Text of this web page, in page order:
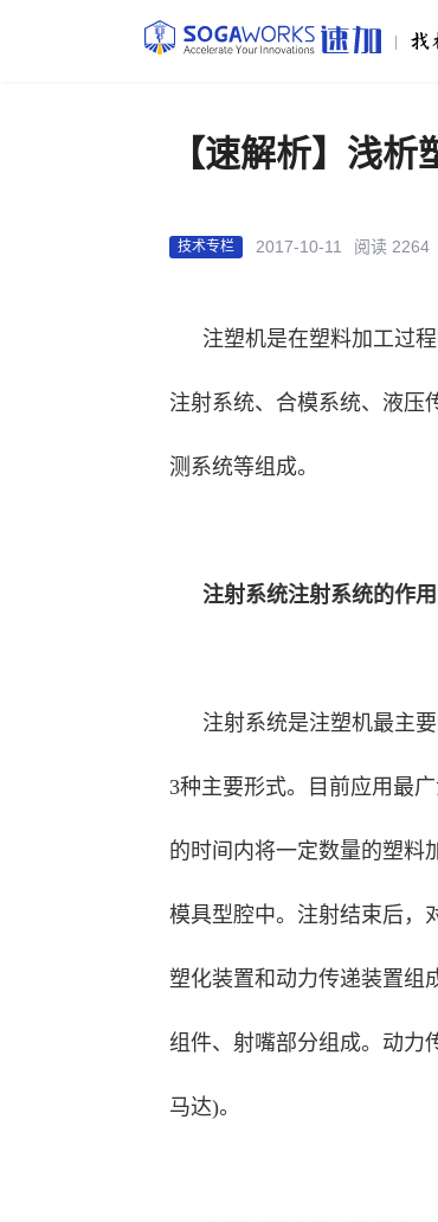
【速解析】浅
技术专栏 2017-10-11 阅读 2264
注塑机是在塑料加工过
注射系统、合模系统、液压
测系统等组成。
注射系统注射系统的作用
注射系统是注塑机最主
3种主要形式。目前应用最
的时间内将一定数量的塑料
模具型腔中。注射结束后，
塑化装置和动力传递装置组
组件、射嘴部分组成。动力
马达)。